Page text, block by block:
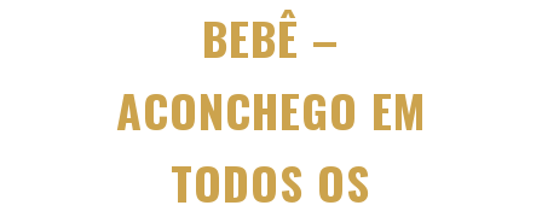
BEBÊ –
ACONCHEGO EM
TODOS OS